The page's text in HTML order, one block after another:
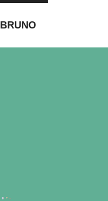
BRUNO